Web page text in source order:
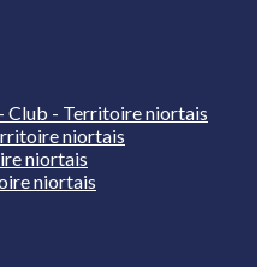
Club - Territoire niortais
niortais
niortais
niortais